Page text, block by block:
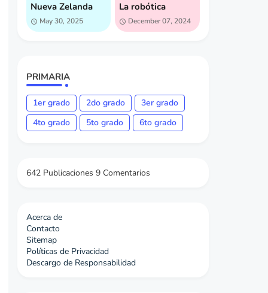
Nueva Zelanda
May 30, 2025
La robótica
December 07, 2024
PRIMARIA
1er grado 2do grado
3er grado
4to grado
5to grado 6to grado
642 Publicaciones 9 Comentarios
Acerca de
Contacto
Sitemap
Políticas de Privacidad
Descargo de Responsabilidad